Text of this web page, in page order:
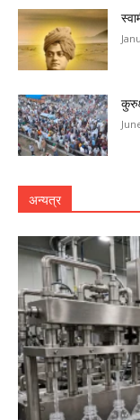
अन्यत्र